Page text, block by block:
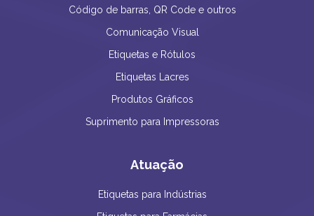
Código de barras, QR Code e outros
Comunicação Visual
Etiquetas e Rótulos
Etiquetas Lacres
Produtos Gráficos
Suprimento para Impressoras
Atuação
Etiquetas para Indústrias